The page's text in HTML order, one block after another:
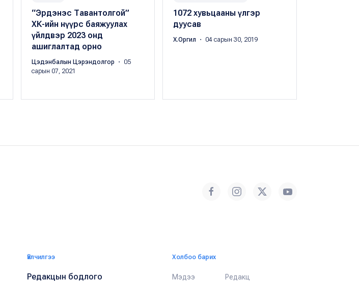
“Эрдэнэс Тавантолгой”
ХК-ийн нүүрс баяжуулах
үйлдвэр 2023 онд
ашиглалтад орно
Цэдэнбалын Цэрэндолгор
・ 05
сарын 07, 2021
1072 хувьцааны үлгэр
дуусав
Х.Оргил ・ 04 сарын 30, 2019
Үйлчилгээ
Редакцын бодлого
Холбоо барих
Мэдээ Редакц